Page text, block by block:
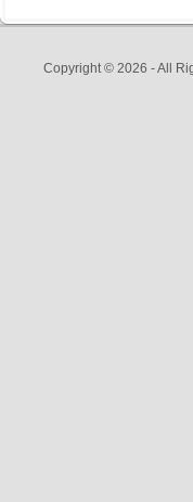
Copyright © 2026 - All